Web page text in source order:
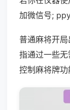
加微信号;
普通麻将开
指通过一些
控制麻将牌功